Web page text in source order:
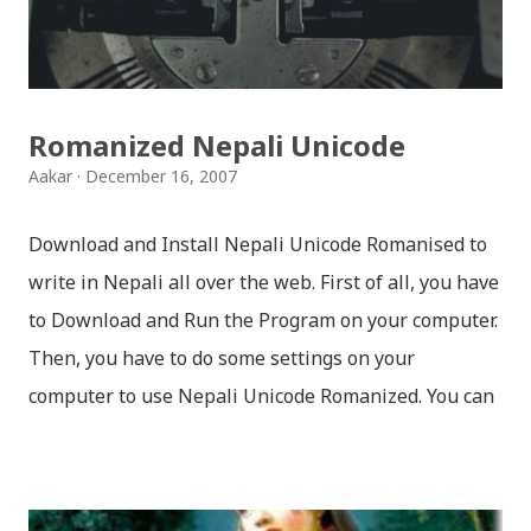
surya (रचनाकार: गोपाल प्रसाद रिमाल, गायक: फत्तेमान, संगीत:
अम्बर गुरुङ) Download: सयथरि बाजा एउटै ताल / saya thari
मरेपनि मेरो देश बाँचिराखोस / ma marepan...
Romanized Nepali Unicode
Aakar December 16, 2007
Download and Install Nepali Unicode Romanised to
write in Nepali all over the web. First of all, you have
to Download and Run the Program on your computer.
Then, you have to do some settings on your
computer to use Nepali Unicode Romanized. You can
Install Nepali Unicode Romanized in Windows XP: